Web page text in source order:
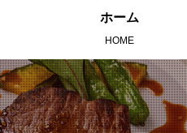
ホーム
HOME